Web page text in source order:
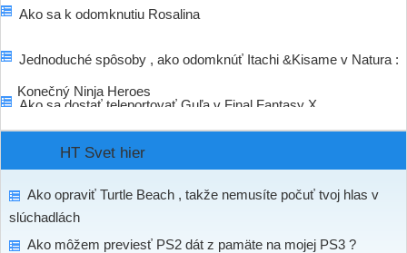
Ako sa k odomknutiu Rosalina
Jednoduché spôsoby , ako odomknúť Itachi &Kisame v Natura :
Konečný Ninja Heroes
Ako sa dostať teleportovať Guľa v Final Fantasy X
HT Svet hier
Ako opraviť Turtle Beach , takže nemusíte počuť tvoj hlas v
slúchadlách
Ako môžem previesť PS2 dát z pamäte na mojej PS3 ?